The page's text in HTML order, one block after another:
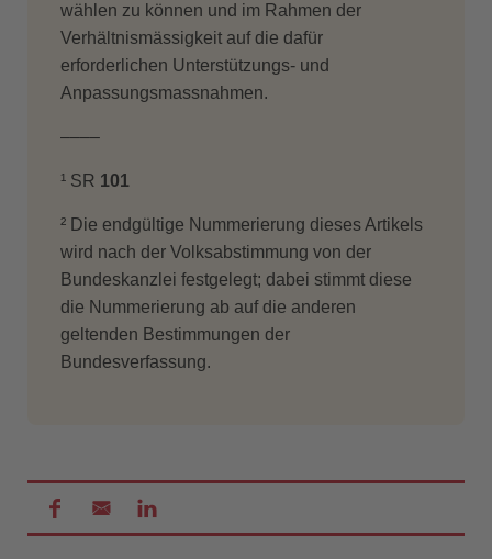
wählen zu können und im Rahmen der
Verhältnismässigkeit auf die dafür
erforderlichen Unterstützungs- und
Anpassungsmassnahmen.
––––
¹ SR 101
² Die endgültige Nummerierung dieses Artikels
wird nach der Volksabstimmung von der
Bundeskanzlei festgelegt; dabei stimmt diese
die Nummerierung ab auf die anderen
geltenden Bestimmungen der
Bundesverfassung.